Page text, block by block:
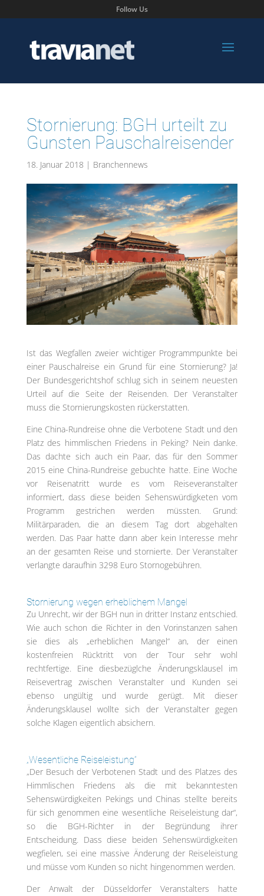
Follow Us
Stornierung: BGH urteilt zu
Gunsten Pauschalreisender
18. Januar 2018 | Branchennews
Ist das Wegfallen zweier wichtiger Programmpunkte bei
einer Pauschalreise ein Grund für eine Stornierung? Ja!
Der Bundesgerichtshof schlug sich in seinem neuesten
Urteil auf die Seite der Reisenden. Der Veranstalter
muss die Stornierungskosten rückerstatten.
Eine China-Rundreise ohne die Verbotene Stadt und den
Platz des himmlischen Friedens in Peking? Nein danke.
Das dachte sich auch ein Paar, das für den Sommer
2015 eine China-Rundreise gebuchte hatte. Eine Woche
vor Reisenatritt wurde es vom Reiseveranstalter
informiert, dass diese beiden Sehenswürdigketen vom
Programm gestrichen werden müssten. Grund:
Militärparaden, die an diesem Tag dort abgehalten
werden. Das Paar hatte dann aber kein Interesse mehr
an der gesamten Reise und stornierte. Der Veranstalter
verlangte daraufhin 3298 Euro Stornogebühren.
Stornierung wegen erheblichem Mangel
Zu Unrecht, wir der BGH nun in dritter Instanz entschied.
Wie auch schon die Richter in den Vorinstanzen sahen
sie dies als „erheblichen Mangel“ an, der einen
kostenfreien Rücktritt von der Tour sehr wohl
rechtfertige. Eine diesbezüglche Änderungsklausel im
Reisevertrag zwischen Veranstalter und Kunden sei
ebenso ungültig und wurde gerügt. Mit dieser
Änderungsklausel wollte sich der Veranstalter gegen
solche Klagen eigentlich absichern.
„Wesentliche Reiseleistung“
„Der Besuch der Verbotenen Stadt und des Platzes des
Himmlischen Friedens als die mit bekanntesten
Sehenswürdigkeiten Pekings und Chinas stellte bereits
für sich genommen eine wesentliche Reiseleistung dar“,
so die BGH-Richter in der Begründung ihrer
Entscheidung. Dass diese beiden Sehenswürdigkeiten
wegfielen, sei eine massive Änderung der Reiseleistung
und müsse vom Kunden so nicht hingenommen werden.
Der Anwalt der Düsseldorfer Veranstalters hatte